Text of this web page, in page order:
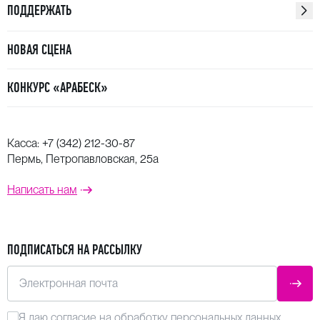
оркестром Концертгебау, а также вокальные циклы
подмастерья», представленные в Парижской
ПОДДЕРЖАТЬ
НОВАЯ СЦЕНА
КОНКУРС «АРАБЕСК»
Касса: +7 (342) 212-30-87
Пермь, Петропавловская, 25а
Написать нам
ПОДПИСАТЬСЯ НА РАССЫЛКУ
Электронная почта